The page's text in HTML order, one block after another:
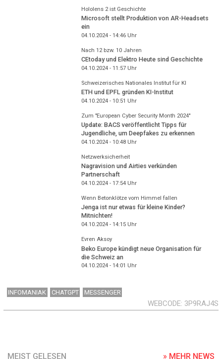
Hololens 2 ist Geschichte
Microsoft stellt Produktion von AR-Headsets
ein
04.10.2024 - 14:46Uhr
Nach 12 bzw. 10 Jahren
CEtoday und Elektro Heute sind Geschichte
04.10.2024 - 11:57Uhr
Schweizerisches Nationales Institut für KI
ETH und EPFL gründen KI-Institut
04.10.2024 - 10:51 Uhr
Zum "European Cyber Security Month 2024"
Update: BACS veröffentlicht Tipps für
Jugendliche, um Deepfakes zu erkennen
04.10.2024 - 10:48Uhr
Netzwerksicherheit
Nagravision und Airties verkünden
Partnerschaft
04.10.2024 - 17:54Uhr
Wenn Betonklötze vom Himmel fallen
Jenga ist nur etwas für kleine Kinder?
Mitnichten!
04.10.2024 - 14:15Uhr
Evren Aksoy
Beko Europe kündigt neue Organisation für
die Schweiz an
04.10.2024 - 14:01 Uhr
INFOMANIAK CHATGPT MESSENGER
WEBCODE 3P9RAJ4S
MEIST GELESEN » MEHR NEWS